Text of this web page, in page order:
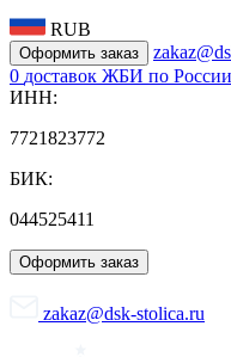
RUB
Оформить заказ
0 доставок ЖБИ по России
ИНН:
7721823772
БИК:
044525411
Оформить заказ
zakaz@dsk-stolica.ru